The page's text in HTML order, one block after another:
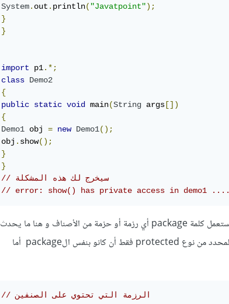
System. out . println( "Javatpoint");
}
}
import p1.*;
class Demo2
{
public static void main(String args [])
{
Demo1 obj = new Demo1();
obj . show();
}
}
// error: show() has private access in demo1 ....
أما بالنسبة للمحدد protected قهل لاحظت أننا نستعمل كلمة package أي رزمة أو حزمة من الأصناف و هنا ما يحدث
أنك تستطيع أن تستخد أي دالة أو متغير يحملون المحدد من نوع protected فقط أن كانو بنفس الpackage أما